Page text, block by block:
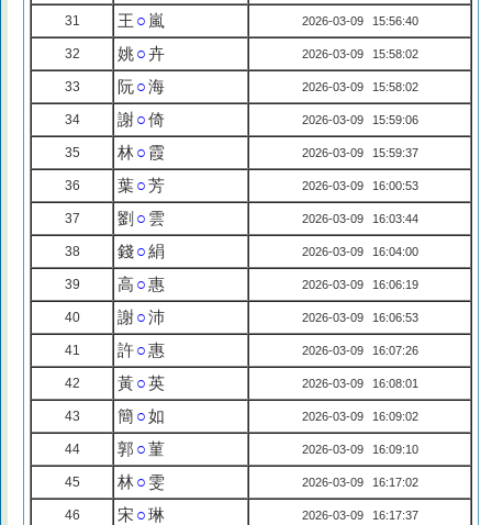
31 王 ○ 嵐 2026-03-09 15:56:40
32 姚○卉 2026-03-09 15:58:02
33 阮○海 2026-03-09 15:58:02
34 謝○倚 2026-03-09 15:59:06
35 林○ 霞 2026-03-09 15:59:37
36 葉○芳 2026-03-09 16:00:53
37 劉 ○ 雲 2026-03-09 16:03:44
38 錢○絹 2026-03-09 16:04:00
39 高 ○惠 2026-03-09 16:06:19
40 謝○沛 2026-03-09 16:06:53
41 許○惠 2026-03-09 16:07:26
42 黃○英 2026-03-09 16:08:01
43 簡 ○如 2026-03-09 16:09:02
44 郭 ○菫 2026-03-09 16:09:10
45 林○ 雯 2026-03-09 16:17:02
46 宋 ○琳 2026-03-09 16:17:37